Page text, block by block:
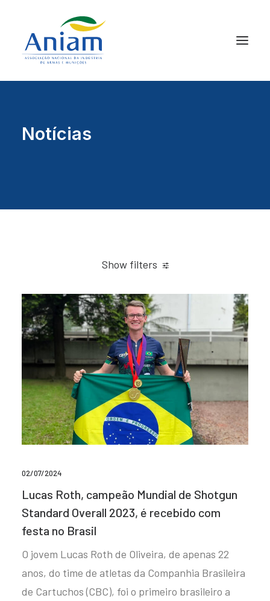
Notícias
Show filters
02/07/2024
Lucas Roth, campeão Mundial de Shotgun
Standard Overall 2023, é recebido com
festa no Brasil
O jovem Lucas Roth de Oliveira, de apenas 22
anos, do time de atletas da Companhia Brasileira
de Cartuchos (CBC), foi o primeiro brasileiro a